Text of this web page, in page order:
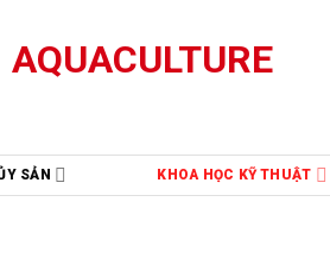
SẢN KHOA HỌC KỸ THUẬT